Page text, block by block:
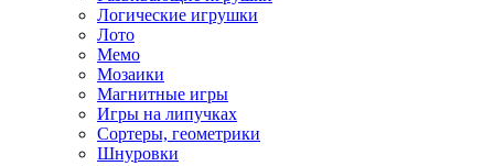
Логические игрушки
Лото
Мемо
Мозаики
Магнитные игры
Игры на липучках
Сортеры, геометрики
Шнуровки